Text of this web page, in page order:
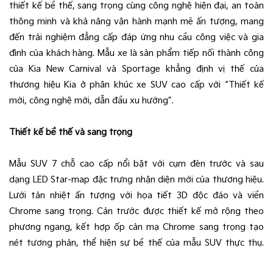
thiết kế bề thế, sang trọng cùng công nghệ hiện đại, an toàn
thông minh và khả năng vận hành mạnh mẽ ấn tượng, mang
đến trải nghiệm đẳng cấp đáp ứng nhu cầu công việc và gia
đình của khách hàng. Mẫu xe là sản phẩm tiếp nối thành công
của Kia New Carnival và Sportage khẳng định vị thế của
thương hiệu Kia ở phân khúc xe SUV cao cấp với “Thiết kế
mới, công nghệ mới, dẫn đầu xu hướng”.
Thiết kế bề thế và sang trọng
Mẫu SUV 7 chỗ cao cấp nổi bật với cụm đèn trước và sau
dạng LED Star-map đặc trưng nhận diện mới của thương hiệu.
Lưới tản nhiệt ấn tượng với họa tiết 3D độc đáo và viền
Chrome sang trọng. Cản trước được thiết kế mở rộng theo
phương ngang, kết hợp ốp cản mạ Chrome sang trọng tạo
nét tương phản, thể hiện sự bề thế của mẫu SUV thực thụ.